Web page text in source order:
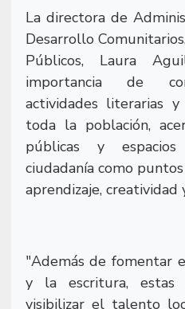
La directora de
Desarrollo
Públicos, Laura
importancia de
actividades literarias
toda la población,
públicas y
ciudadanía como
aprendizaje, creatividad
"Además de fomentar
y la escritura, estas
visibilizar el talento